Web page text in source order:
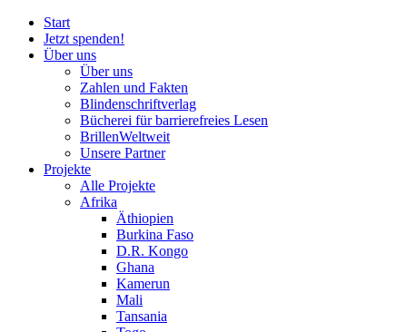
Start
Jetzt spenden!
Über uns
Über uns
Zahlen und Fakten
Blindenschriftverlag
Bücherei fürbarrierefreies Lesen
BrillenWeltweit
Unsere Partner
Projekte
Alle Projekte
Afrika
Äthiopien
Burkina Faso
D.R. Kongo
Ghana
Kamerun
Mali
Tansania